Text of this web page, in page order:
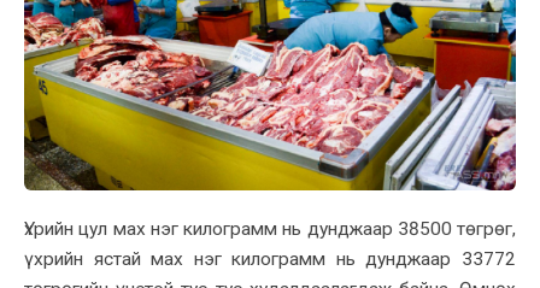
Үхрийн цул мах нэг килограмм нь дунджаар 38500 төгрөг,
үхрийн ястай мах нэг килограмм нь дунджаар 33772